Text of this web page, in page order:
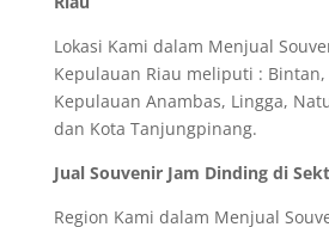
Lokasi Kami dalam Menjual
Kepulauan Riau meliputi :
Kepulauan Anambas, Lingga,
dan Kota Tanjungpinang.
Jual Souvenir Jam Dinding di
Region Kami dalam Menjual